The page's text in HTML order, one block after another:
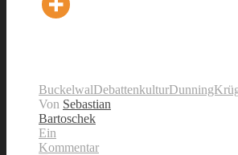
BuckelwalDebattenkultur
Von Sebastian
Bartoschek
Ein
Kommentar